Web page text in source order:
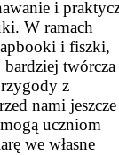
i
W ramach
i fiszki,
bardziej
z
nami jeszcze
uczniom
we własne